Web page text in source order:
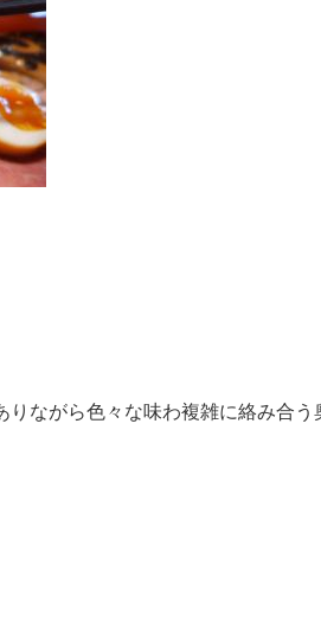
ながら色々な味わ複雑に絡み合う